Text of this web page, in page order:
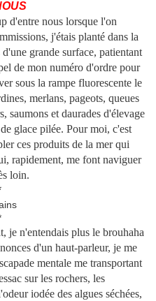
nous lorsque l'on
j'étais planté dans la
grande surface, patientant
de mon numéro d'ordre pour
sous la rampe fluorescente le
merlans, pageots, queues
saumons et daurades d'élevage
glace pilée. Pour moi, c'est
ces produits de la mer qui
rapidement, me font naviguer
loin.
je n'entendais plus le brouhaha
d'un haut-parleur, je me
mentale me transportant
sur les rochers, les
iodée des algues séchées,